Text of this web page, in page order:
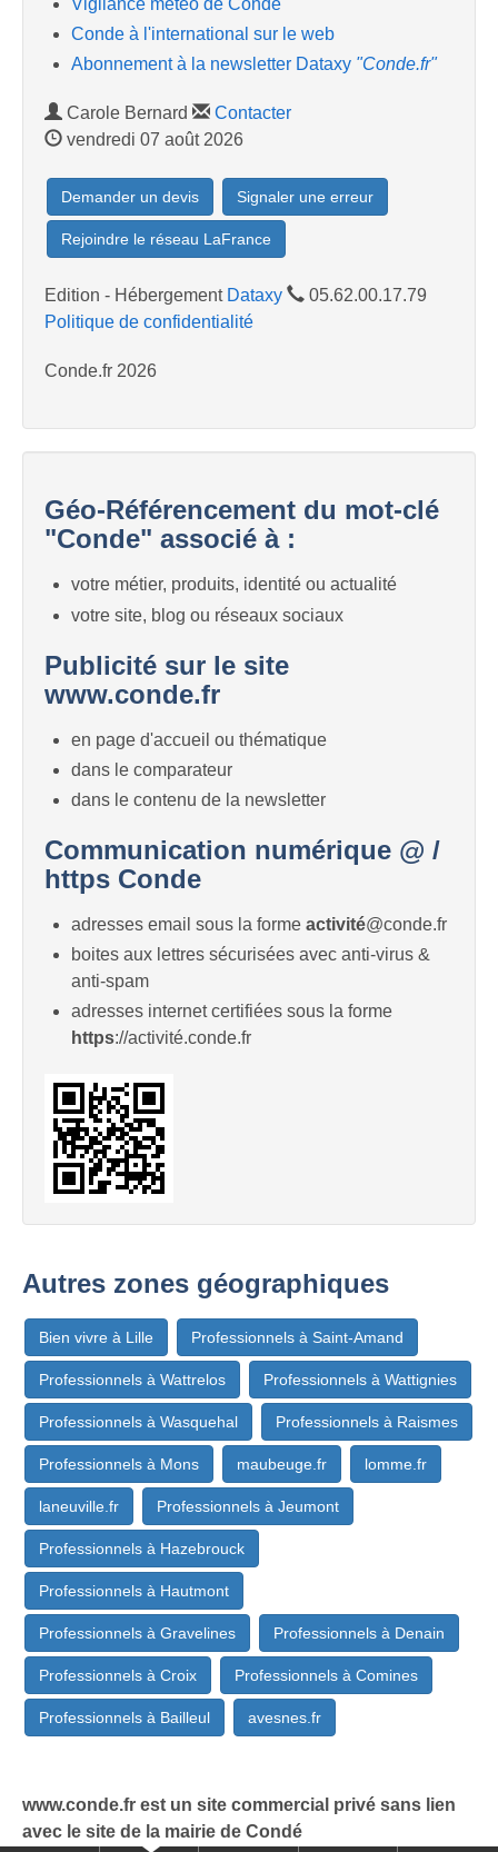
Vigilance météo de Condé
Conde à l'international sur le web
Abonnement à la newsletter Dataxy "Conde.fr"
Carole Bernard
Contacter
vendredi 07 août 2026
Demander un devis Signaler une erreur
Rejoindre le réseau LaFrance
Edition - Hébergement Dataxy
05.62.00.17.79
Politique de confidentialité
Conde.fr 2026
Géo-Référencement du mot-clé
"Conde" associé à :
votre métier, produits, identité ou actualité
votre site, blog ou réseaux sociaux
Publicité sur le site
www.conde.fr
en page d'accueil ou thématique
dans le comparateur
dans le contenu de la newsletter
Communication numérique @ /
https Conde
adresses email sous la forme activité@conde.fr
boites aux lettres sécurisées avec anti-virus &
anti-spam
adresses internet certifiées sous la forme
https://activité.conde.fr
Autres zones géographiques
Bien vivre à Lille Professionnels à Saint-Amand
Professionnels à Wattrelos Professionnels à Wattignies
Professionnels à Wasquehal Professionnels à Raismes
Professionnels à Mons maubeuge.fr lomme.fr
laneuville.fr Professionnels à Jeumont
Professionnels à Hazebrouck
Professionnels à Hautmont
Professionnels à Gravelines Professionnels à Denain
Professionnels à Croix Professionnels à Comines
Professionnels à Bailleul avesnes.fr
www.conde.fr est un site commercial privé sans lien
avec le site de la mairie de Condé